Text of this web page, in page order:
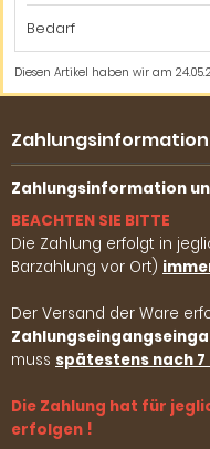
Bedarf
Diesen Artikel haben wir am
Zahlungsinformation
Zahlungsinformation
BEACHTEN SIE BITTE
Die Zahlung erfolgt in
Barzahlung vor Ort)
Der Versand der Ware
muss spätestens nach 7
Die Zahlung hat für
erfolgen !